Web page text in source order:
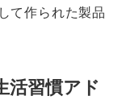
て作られた製品
活習慣アド